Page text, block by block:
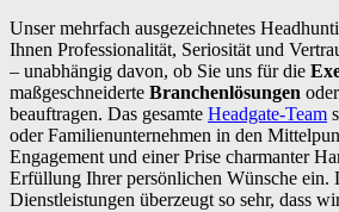
Unser mehrfach ausgezeichnetes
Ihnen Professionalität, Seriosität und
– unabhängig davon, ob Sie uns für die
maßgeschneiderte Branchenlösungen
beauftragen. Das gesamte Headgate-Team
oder Familienunternehmen in den
Engagement und einer Prise charmanter
Erfüllung Ihrer persönlichen Wünsche ein.
Dienstleistungen überzeugt so sehr, dass